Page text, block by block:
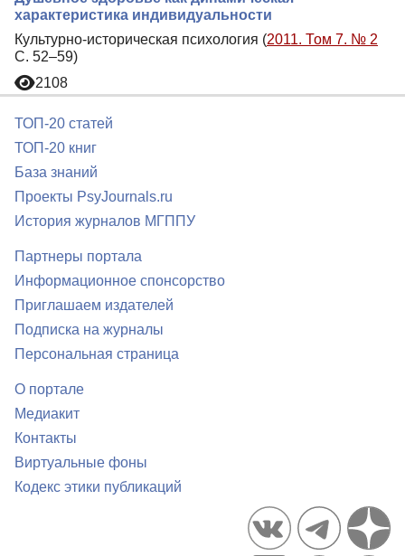
характеристика индивидуальности
Культурно-историческая психология (2011. Том 7. № 2
С. 52–59)
2108
ТОП-20 статей
ТОП-20 книг
База знаний
Проекты PsyJournals.ru
История журналов МГППУ
Партнеры портала
Информационное спонсорство
Приглашаем издателей
Подписка на журналы
Персональная страница
О портале
Медиакит
Контакты
Виртуальные фоны
Кодекс этики публикаций